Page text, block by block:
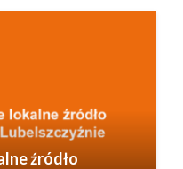
źródło